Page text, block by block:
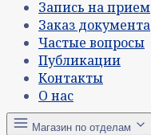
Запись на прием
Заказ документа
Частые вопросы
Публикации
Контакты
О нас
Магазин по отделам